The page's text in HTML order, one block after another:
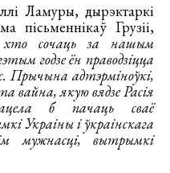
Ламуры, дырэктаркі
пісьменнікаў Грузіі,
сочаць за нашым
годзе ён праводзіцца
Прычына адтэрміноўкі,
вайна, якую вядзе Расія
б пачаць сваё
Украіны і ўкраінскага
мужнасці, вытрымкі